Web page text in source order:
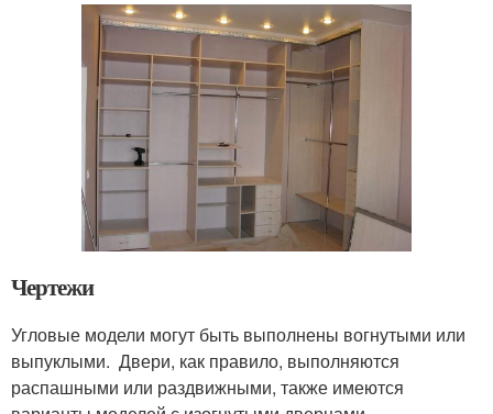
Чертежи
Угловые модели могут быть выполнены вогнутыми или
выпуклыми. Двери, как правило, выполняются
распашными или раздвижными, также имеются